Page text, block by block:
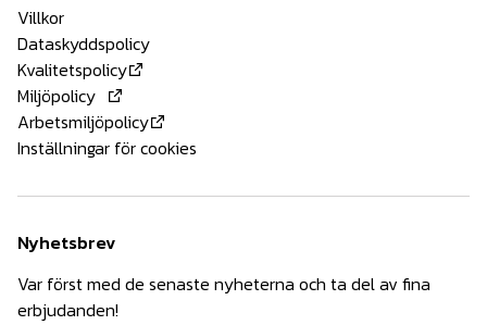
Villkor
Dataskyddspolicy
Kvalitetspolicy
Miljöpolicy
Arbetsmiljöpolicy
Inställningar för cookies
Nyhetsbrev
Var först med de senaste nyheterna och ta del av fina
erbjudanden!